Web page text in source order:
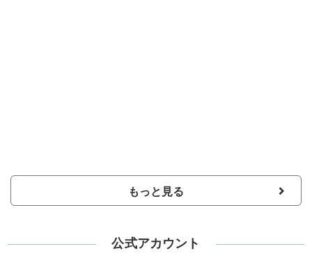
もっと見る
公式アカウント